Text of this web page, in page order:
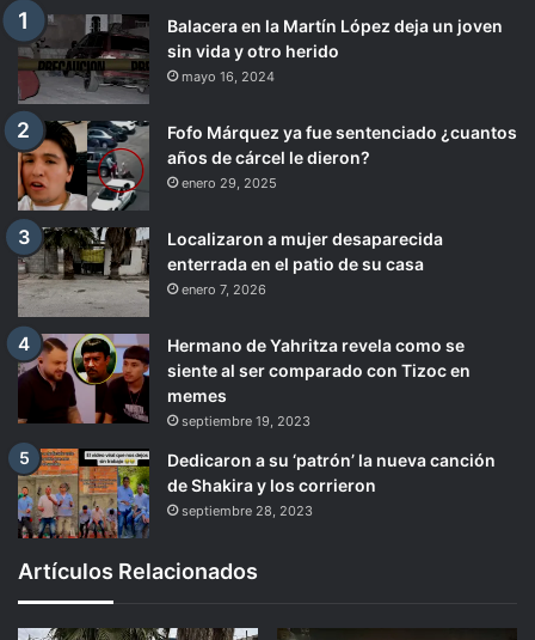
Balacera en la Martín López deja un joven
sin vida y otro herido
mayo 16, 2024
Fofo Márquez ya fue sentenciado ¿cuantos
años de cárcel le dieron?
enero 29, 2025
Localizaron a mujer desaparecida
enterrada en el patio de su casa
enero 7, 2026
Hermano de Yahritza revela como se
siente al ser comparado con Tizoc en
memes
septiembre 19, 2023
Dedicaron a su ‘patrón’ la nueva canción
de Shakira y los corrieron
septiembre 28, 2023
Artículos Relacionados